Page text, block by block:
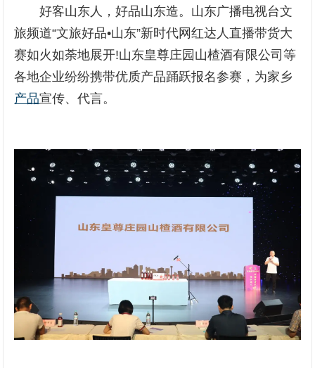
好客山东人，好品山东造。山东广播电视台文
旅频道“文旅好品•山东”新时代网红达人直播带货大
赛如火如荼地展开!山东皇尊庄园山楂酒有限公司等
各地企业纷纷携带优质产品踊跃报名参赛，为家乡
产品宣传、代言。